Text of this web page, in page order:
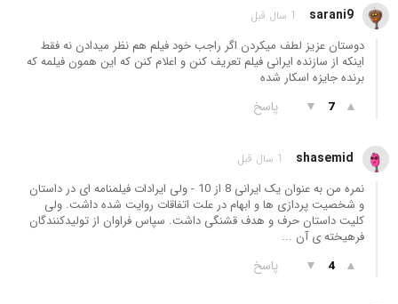
sarani9 1 سال قبل
دوستان عزیز لطف میکردن اگر راجب خود فیلم هم نظر میدادن نه فقط
اینکه از سازنده ایرانی فیلم تعریف کنن و اعلام کنن که این همون فیلمه که
برنده جایزه اسکار شده
▲
7
▼ پاسخ
shasemid 1 سال قبل
نمره من به عنوان یک ایرانی 8 از 10 - ولی ایرادات فیلمنامه ای در داستان
و شخصیت پردازی ها و ابهام در علت اتفاقات روایت شده داشت. ولی
کلیت داستان حرف و هدف قشنگی داشت. سپاس فراوان از تولیدکنندگان
فرهیخته ی آن ...
▲
4
▼ پاسخ